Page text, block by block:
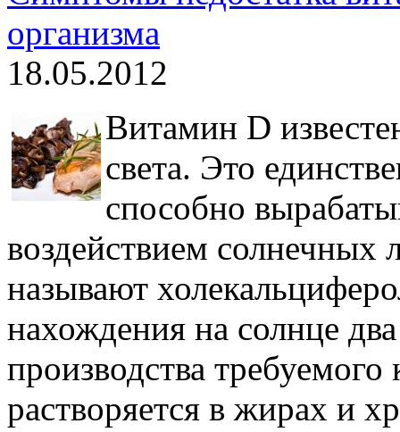
организма
18.05.2012
Витамин D
света. Это
способно
воздействием
называют
нахождения на солнце
производства
растворяется в жирах и